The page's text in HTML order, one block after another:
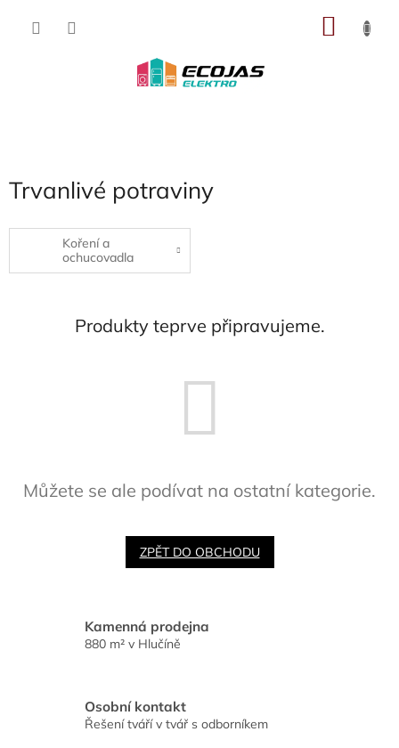
Trvanlivé potraviny
Koření a
ochucovadla
Produkty teprve připravujeme.
Můžete se ale podívat na ostatní kategorie.
ZPĚT DO OBCHODU
Kamenná prodejna
880 m² v Hlučíně
Osobní kontakt
Řešení tváří v tvář s odborníkem